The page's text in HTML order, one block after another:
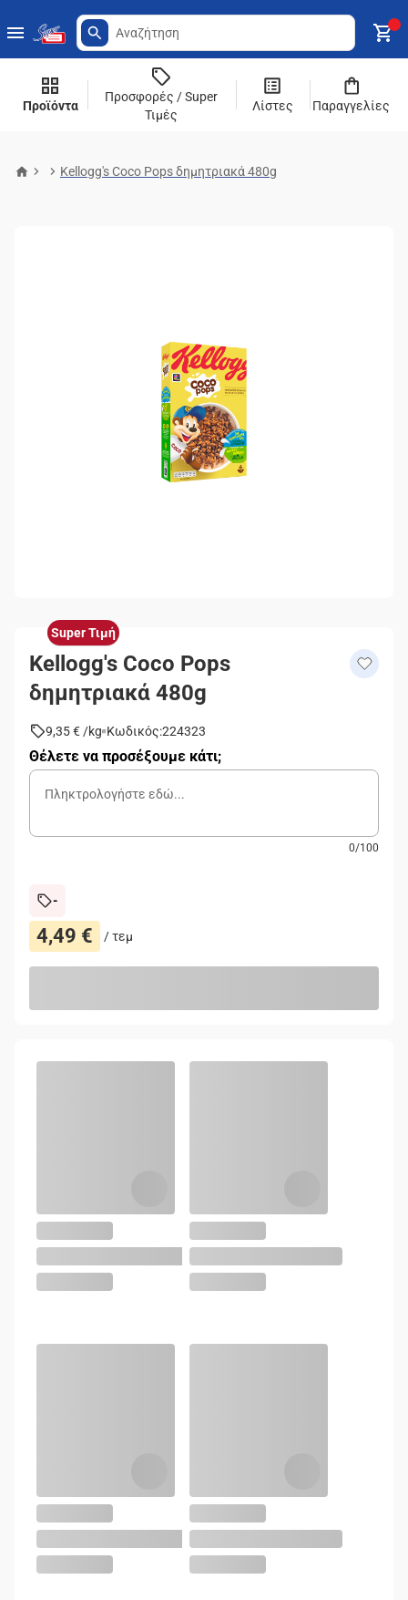
Προϊόντα
Προσφορές / Super
Τιμές
Λίστες Παραγγελίες
Kellogg's Coco Pops δημητριακά 480g
Super Τιμή
Kellogg's Coco Pops
δημητριακά 480g
9,35 € /kg Κωδικός:224323
Θέλετε να προσέξουμε κάτι;
0/100
-
4,49 € /τεμ